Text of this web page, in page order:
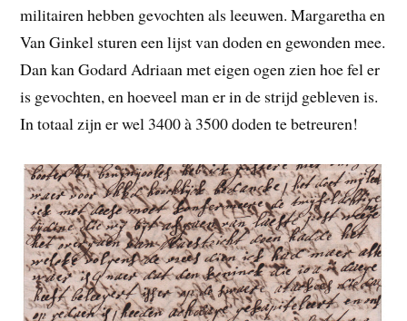
militairen hebben gevochten als leeuwen. Margaretha en
Van Ginkel sturen een lijst van doden en gewonden mee.
Dan kan Godard Adriaan met eigen ogen zien hoe fel er
is gevochten, en hoeveel man er in de strijd gebleven is.
In totaal zijn er wel 3400 à 3500 doden te betreuren!